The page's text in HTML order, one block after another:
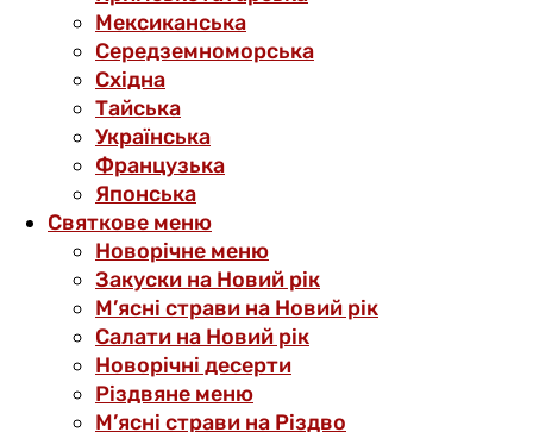
Мексиканська
Середземноморська
Східна
Тайська
Українська
Французька
Японська
Святкове меню
Новорічне меню
Закуски на Новий рік
М’ясні страви на Новий рік
Салати на Новий рік
Новорічні десерти
Різдвяне меню
М’ясні страви на Різдво